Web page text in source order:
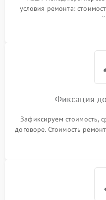
условия ремонта:
Фиксация
Зафиксируем стоимость,
договоре. Стоимость